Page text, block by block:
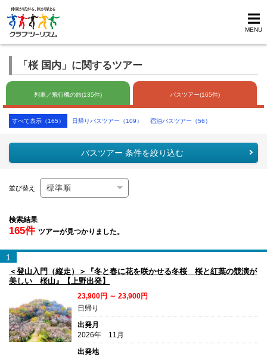
MENU
「桜 国内」に関するツアー
列車／飛行機の旅(135件) バスツアー(165件)
すべて表示（165） 日帰りバスツアー（109） 宿泊バスツアー（56）
バスツアー 条件を絞り込む
並び替え
検索結果
165件 ツアーが見つかりました。
1
＜登山入門（縦走）＞『冬と春に花を咲かせる冬桜 桜と紅葉の競演が
美しい 桜山』【上野出発】
23,900円 ～ 23,900円
日帰り
出発月
2026年 11月
出発地